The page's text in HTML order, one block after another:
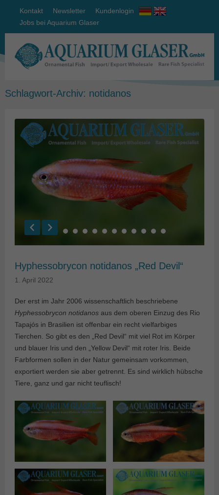
Kontakt Newsletter
Kundenlogin
Jobs bei Aquarium Glaser
Schlagwort-Archiv: notidanos
Hyphessobrycon notidanos „Red Devil“
1. April 2022
Der erst im Jahr 2006 wissenschaftlich beschriebene
Hyphessobrycon notidanos aus dem oberen Einzug des Rio
Tapajós in Brasilien ist offenbar ein recht vielfarbiges
Tierchen. So gibt es den „Red Devil“ mit viel Rot im Körper
und blauer Iris und den „Yellow Devil“ mit roter Iris. Beide
Farbformen sollen in der Natur gemeinsam vorkommen,
exportiert werden sie aber getrennt. Es sind wirklich hübsche
Tiere, ganz und gar nicht teuflisch!